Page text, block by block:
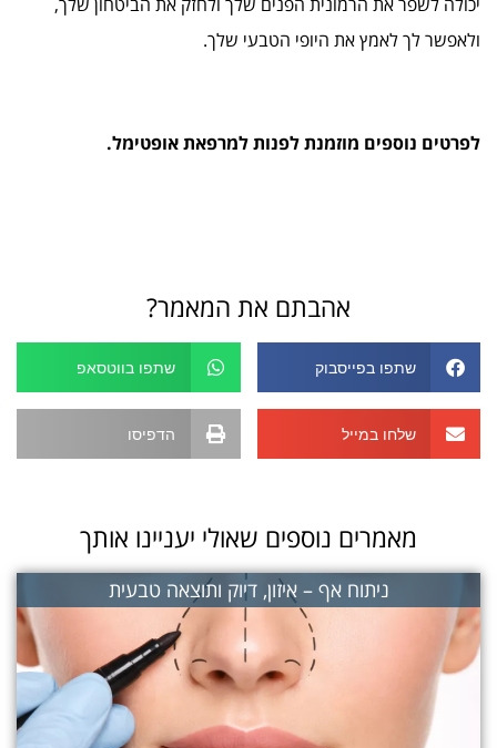
ולאפשר לך לאמץ את היופי הטבעי שלך.
לפרטים נוספים מוזמנת לפנות למרפאת אופטימל.
אהבתם את המאמר?
שתפו בפייסבוק שתפו בווטסאפ
שלחו במייל הדפיסו
מאמרים נוספים שאולי יעניינו אותך
ניתוח אף – איזון, דיוק ותוצאה טבעית